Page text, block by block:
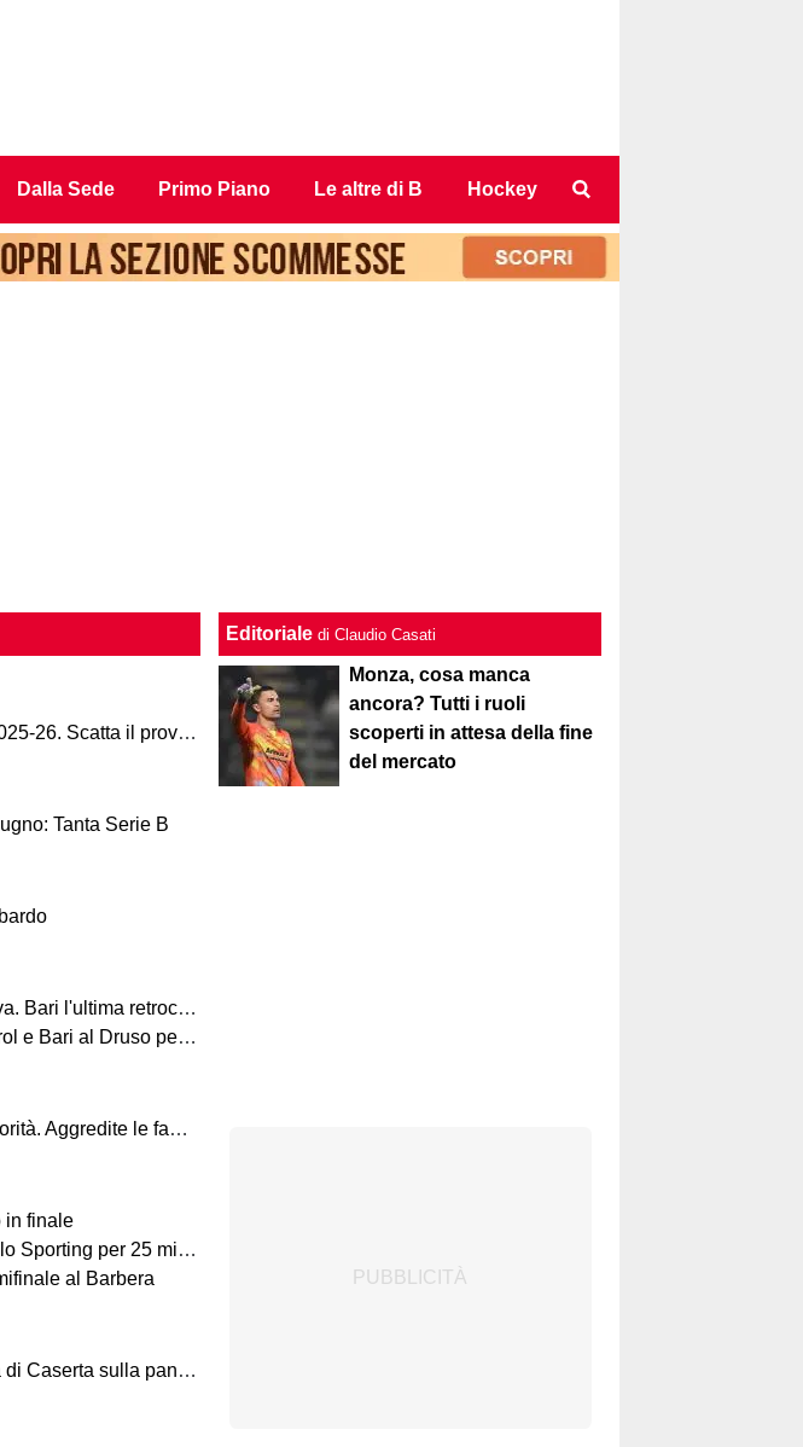
Dalla Sede Primo Piano Le altre di B Hockey
il provvedimento
Tanta Serie B
l'ultima retrocessa
Druso per evitare la C
di Polito e Aquilani
in finale
per 25 milioni
al Barbera
sulla panchina azzurra
Editoriale di Claudio Casati
Monza, cosa manca
ancora? Tutti i ruoli
scoperti in attesa della fine
del mercato